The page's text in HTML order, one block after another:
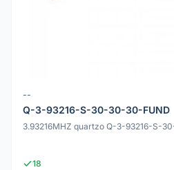
--
Q-3-93216-S-30-30-30-FUND
3.93216MHZ quartzo Q-3-93216-S-
18